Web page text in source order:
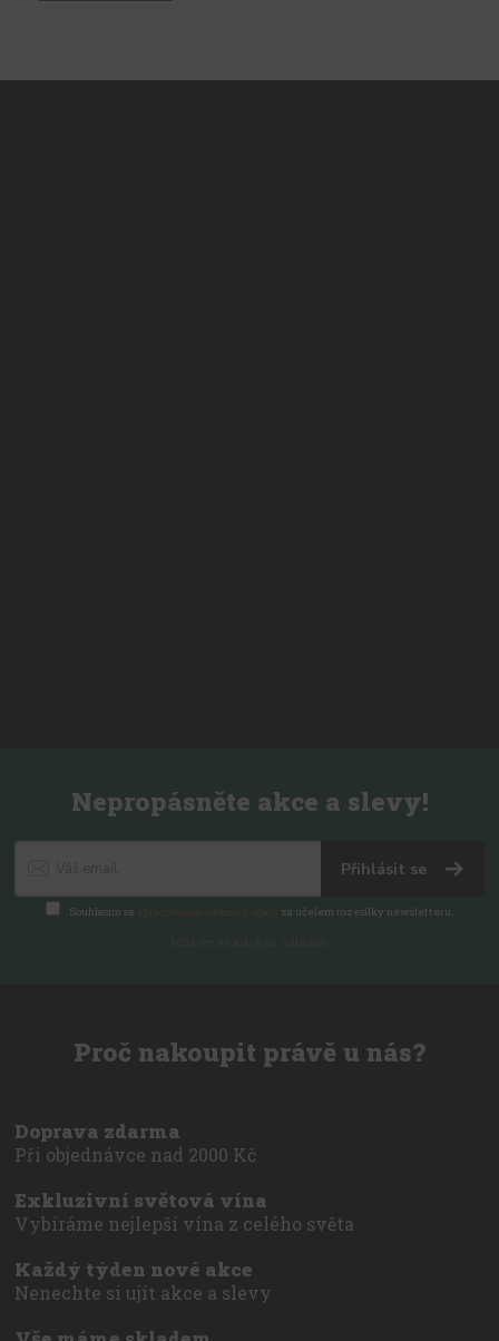
Nepropásněte akce a slevy!
Přihlásit se
Souhlasím se zpracováním osobních údajů za účelem rozesílky newsletteru.
Proč nakoupit právě u nás?
Doprava zdarma
Při objednávce nad 2000 Kč
Exkluzivní světová vína
Vybíráme nejlepší vína z celého světa
Každý týden nové akce
Nenechte si ujít akce a slevy